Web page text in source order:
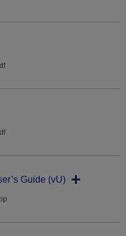
Guide (vU)